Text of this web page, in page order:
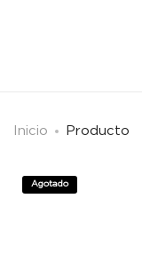
Inicio Producto
Agotado